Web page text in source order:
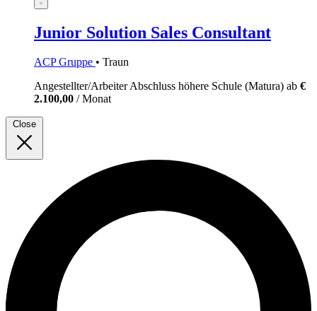
Junior Solution Sales Consultant
ACP Gruppe • Traun
Angestellter/ArbeiterAbschluss höhere Schule (Matura) ab €
2.100,00 / Monat
Close